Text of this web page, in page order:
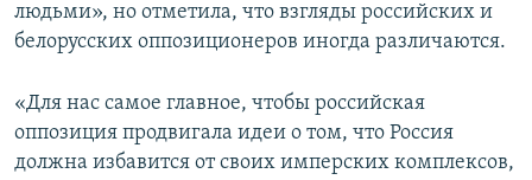
людьми», но отметила, что взгляды российских и
белорусских оппозиционеров иногда различаются.
«Для нас самое главное, чтобы российская
оппозиция продвигала идеи о том, что Россия
должна избавится от своих имперских комплексов,